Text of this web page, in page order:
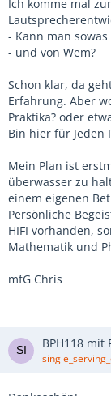
Ich komme mal
- Kann man
- und von Wem?
Schon klar, da
Erfahrung. Aber
Praktika? oder
Bin hier für Jeden
Mein Plan ist
überwasser zu
einem eigenen
Persönliche
HIFI vorhanden,
Mathematik und
mfG Chris
BPH118 mit